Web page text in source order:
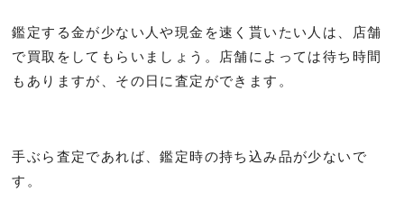
鑑定する金が少ない人や現金を速く貰いたい人は、店舗
で買取をしてもらいましょう。店舗によっては待ち時間
もありますが、その日に査定ができます。
手ぶら査定であれば、鑑定時の持ち込み品が少ないで
す。